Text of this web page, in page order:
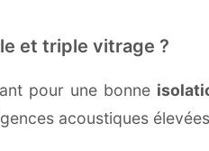
et triple vitrage ?
pour une bonne
acoustiques